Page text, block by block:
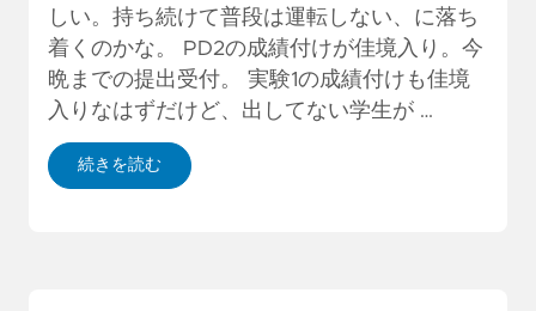
しい。持ち続けて普段は運転しない、に落ち
着くのかな。 PD2の成績付けが佳境入り。今
晩までの提出受付。 実験1の成績付けも佳境
入りなはずだけど、出してない学生が …
続きを読む